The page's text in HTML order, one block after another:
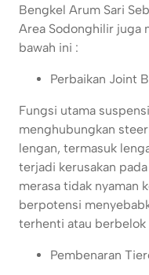
Bengkel Arum Sari
Area Sodonghilir juga
bawah ini :
Perbaikan Joint
Fungsi utama
menghubungkan
lengan, termasuk
terjadi kerusakan
merasa tidak nyaman
berpotensi
terhenti atau
Pembenaran